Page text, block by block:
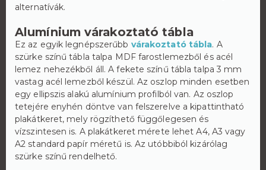
alternatívák.
Alumínium várakoztató tábla
Ez az egyik legnépszerűbb várakoztató tábla. A
szürke színű tábla talpa MDF farostlemezből és acél
lemez nehezékből áll. A fekete színű tábla talpa 3 mm
vastag acél lemezből készül. Az oszlop minden esetben
egy ellipszis alakú alumínium profilból van. Az oszlop
tetejére enyhén döntve van felszerelve a kipattintható
plakátkeret, mely rögzíthető függőlegesen és
vízszintesen is. A plakátkeret mérete lehet A4, A3 vagy
A2 standard papír méretű is. Az utóbbiból kizárólag
szürke színű rendelhető.